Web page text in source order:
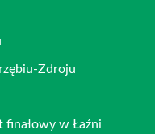
Zdroju
finałowy w Łaźni